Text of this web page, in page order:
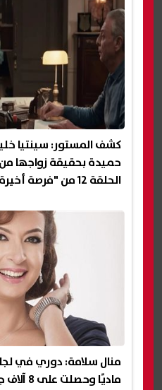
كشف المستور: سينتيا
حميدة بحقيقة زواجها
الحلقة 12 من "فرصة أخيرة"
منال سلامة: دوري في
ماديًا وحصلت على 8 آلاف جنيه فقط نظير ذلك